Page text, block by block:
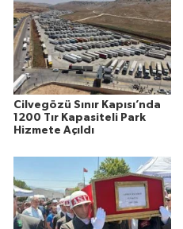
Cilvegözü Sınır Kapısı’nda
1200 Tır Kapasiteli Park
Hizmete Açıldı